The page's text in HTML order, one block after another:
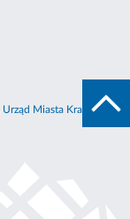
Urząd Miasta Krakowa